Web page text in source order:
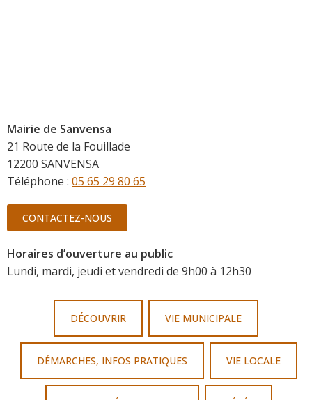
Mairie de Sanvensa
21 Route de la Fouillade
12200 SANVENSA
Téléphone : 05 65 29 80 65
CONTACTEZ-NOUS
Horaires d’ouverture au public
Lundi, mardi, jeudi et vendredi de 9h00 à 12h30
DÉCOUVRIR VIE MUNICIPALE
DÉMARCHES, INFOS PRATIQUES VIE LOCALE